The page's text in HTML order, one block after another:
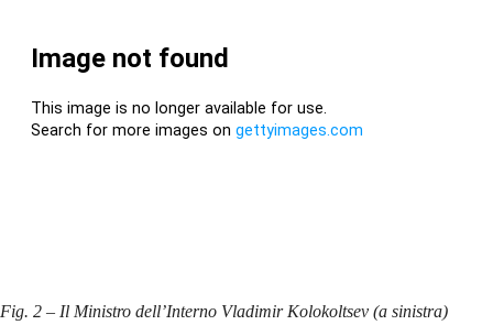
Fig. 2 – Il Ministro dell’Interno Vladimir Kolokoltsev (a sinistra)